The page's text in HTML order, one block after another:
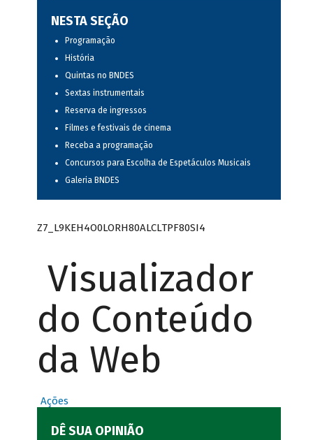
NESTA SEÇÃO
Programação
História
Quintas no BNDES
Sextas instrumentais
Reserva de ingressos
Filmes e festivais de cinema
Receba a programação
Concursos para Escolha de Espetáculos Musicais
Galeria BNDES
Z7_L9KEH4O0LORH80ALCLTPF80SI4
Visualizador
do Conteúdo
da Web
Ações
DÊ SUA OPINIÃO